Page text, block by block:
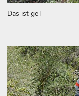
Das ist geil